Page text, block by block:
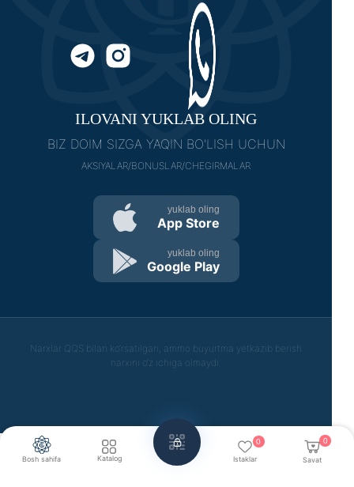
ILOVANI YUKLAB OLING
BIZ DOIM SIZGA YAQIN BO'LISH UCHUN
AKSIYALAR/BONUSLAR/CHEGIRMALAR
yuklab oling
App Store
yuklab oling
Google Play
Narxlar QQS bilan ko‘rsatilgan, ammo buyurtma yetkazib berish
narxini o‘z ichiga olmaydi.
Bosh sahifa Katalog
0
Istaklar
0
Savat